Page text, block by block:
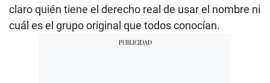
claro quién tiene el derecho real de usar el nombre ni
cuál es el grupo original que todos conocían.